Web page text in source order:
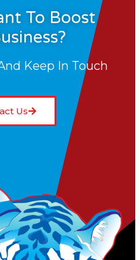
To Boost
Keep In Touch
Us